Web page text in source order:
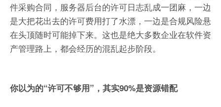
件采购合同，服务器后台的许可日志乱成一团麻，一边
是大把花出去的许可费用打了水漂，一边是合规风险悬
在头顶随时可能掉下来。这也是绝大多数企业在软件资
产管理路上，都会经历的混乱起步阶段。
你以为的“许可不够用”，其实90%是资源错配